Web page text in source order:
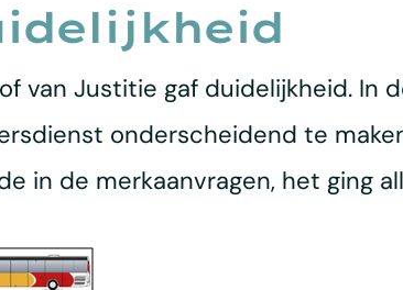
van Justitie gaf duidelijkheid. In
onderscheidend te
in de merkaanvragen, het ging